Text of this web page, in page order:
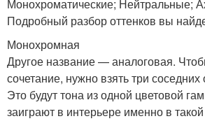
Монохроматические; Нейтральные;
Подробный разбор оттенков вы
Монохромная
Другое название — аналоговая.
сочетание, нужно взять три соседних
Это будут тона из одной цветовой
заиграют в интерьере именно в